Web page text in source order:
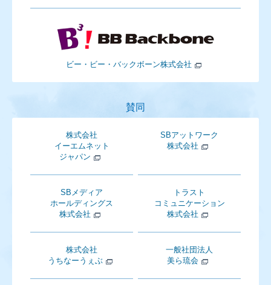
ビー・ビー・バックボーン株式会社
賛同
株式会社
イーエムネット
ジャパン
SBアットワーク
株式会社
SBメディア
ホールディングス
株式会社
トラスト
コミュニケーション
株式会社
株式会社
うちなーうぇぶ
一般社団法人
美ら琉会